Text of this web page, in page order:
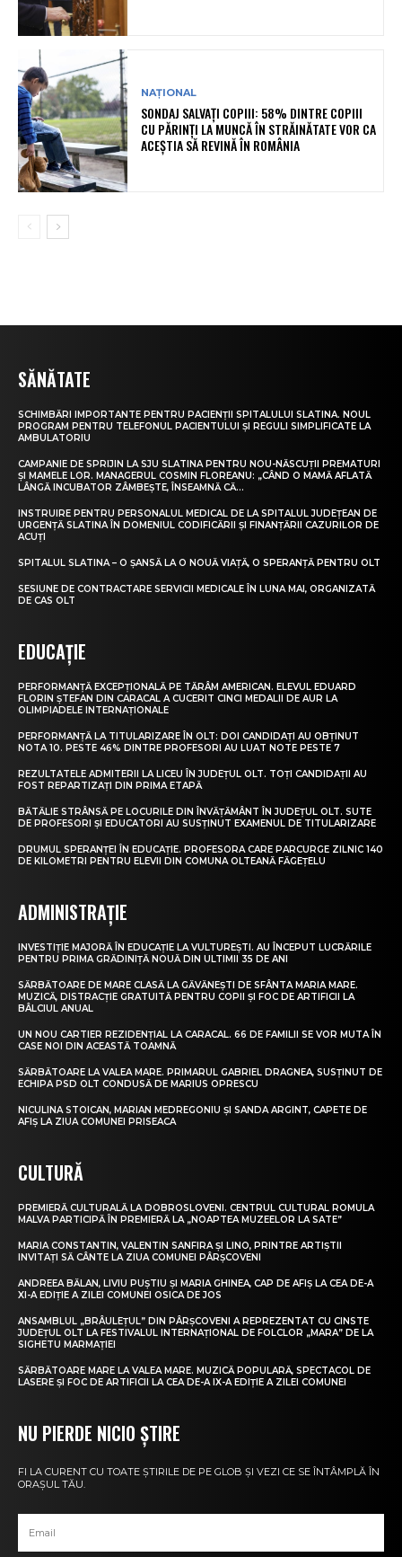
NAȚIONAL
SONDAJ SALVAȚI COPIII: 58% DINTRE COPIII
CU PĂRINȚI LA MUNCĂ ÎN STRĂINĂTATE VOR CA
ACEȘTIA SĂ REVINĂ ÎN ROMÂNIA
SĂNĂTATE
SCHIMBĂRI IMPORTANTE PENTRU PACIENȚII SPITALULUI SLATINA. NOUL
PROGRAM PENTRU TELEFONUL PACIENTULUI ȘI REGULI SIMPLIFICATE LA
AMBULATORIU
CAMPANIE DE SPRIJIN LA SJU SLATINA PENTRU NOU-NĂSCUȚII PREMATURI
ȘI MAMELE LOR. MANAGERUL COSMIN FLOREANU: „CÂND O MAMĂ AFLATĂ
LÂNGĂ INCUBATOR ZÂMBEȘTE, ÎNSEAMNĂ CĂ...
INSTRUIRE PENTRU PERSONALUL MEDICAL DE LA SPITALUL JUDEȚEAN DE
URGENȚĂ SLATINA ÎN DOMENIUL CODIFICĂRII ȘI FINANȚĂRII CAZURILOR DE
ACUȚI
SPITALUL SLATINA – O ȘANSĂ LA O NOUĂ VIAȚĂ, O SPERANȚĂ PENTRU OLT
SESIUNE DE CONTRACTARE SERVICII MEDICALE ÎN LUNA MAI, ORGANIZATĂ
DE CAS OLT
EDUCAȚIE
PERFORMANȚĂ EXCEPȚIONALĂ PE TĂRÂM AMERICAN. ELEVUL EDUARD
FLORIN ȘTEFAN DIN CARACAL A CUCERIT CINCI MEDALII DE AUR LA
OLIMPIADELE INTERNAȚIONALE
PERFORMANȚĂ LA TITULARIZARE ÎN OLT: DOI CANDIDAȚI AU OBȚINUT
NOTA 10. PESTE 46% DINTRE PROFESORI AU LUAT NOTE PESTE 7
REZULTATELE ADMITERII LA LICEU ÎN JUDEȚUL OLT. TOȚI CANDIDAȚII AU
FOST REPARTIZAȚI DIN PRIMA ETAPĂ
BĂTĂLIE STRÂNSĂ PE LOCURILE DIN ÎNVĂȚĂMÂNT ÎN JUDEȚUL OLT. SUTE
DE PROFESORI ȘI EDUCATORI AU SUSȚINUT EXAMENUL DE TITULARIZARE
DRUMUL SPERANȚEI ÎN EDUCAȚIE. PROFESORA CARE PARCURGE ZILNIC 140
DE KILOMETRI PENTRU ELEVII DIN COMUNA OLTEANĂ FĂGEȚELU
ADMINISTRAȚIE
INVESTIȚIE MAJORĂ ÎN EDUCAȚIE LA VULTUREȘTI. AU ÎNCEPUT LUCRĂRILE
PENTRU PRIMA GRĂDINIȚĂ NOUĂ DIN ULTIMII 35 DE ANI
SĂRBĂTOARE DE MARE CLASĂ LA GĂVĂNEȘTI DE SFÂNTA MARIA MARE.
MUZICĂ, DISTRACȚIE GRATUITĂ PENTRU COPII ȘI FOC DE ARTIFICII LA
BÂLCIUL ANUAL
UN NOU CARTIER REZIDENȚIAL LA CARACAL. 66 DE FAMILII SE VOR MUTA ÎN
CASE NOI DIN ACEASTĂ TOAMNĂ
SĂRBĂTOARE LA VALEA MARE. PRIMARUL GABRIEL DRAGNEA, SUSȚINUT DE
ECHIPA PSD OLT CONDUSĂ DE MARIUS OPRESCU
NICULINA STOICAN, MARIAN MEDREGONIU ȘI SANDA ARGINT, CAPETE DE
AFIȘ LA ZIUA COMUNEI PRISEACA
CULTURĂ
PREMIERĂ CULTURALĂ LA DOBROSLOVENI. CENTRUL CULTURAL ROMULA
MALVA PARTICIPĂ ÎN PREMIERĂ LA „NOAPTEA MUZEELOR LA SATE”
MARIA CONSTANTIN, VALENTIN SANFIRA ȘI LINO, PRINTRE ARTIȘTII
INVITAȚI SĂ CÂNTE LA ZIUA COMUNEI PÂRȘCOVENI
ANDREEA BĂLAN, LIVIU PUȘTIU ȘI MARIA GHINEA, CAP DE AFIȘ LA CEA DE-A
XI-A EDIȚIE A ZILEI COMUNEI OSICA DE JOS
ANSAMBLUL „BRÂULEȚUL” DIN PÂRȘCOVENI A REPREZENTAT CU CINSTE
JUDEȚUL OLT LA FESTIVALUL INTERNAȚIONAL DE FOLCLOR „MARA” DE LA
SIGHETU MARMAȚIEI
SĂRBĂTOARE MARE LA VALEA MARE. MUZICĂ POPULARĂ, SPECTACOL DE
LASERE ȘI FOC DE ARTIFICII LA CEA DE-A IX-A EDIȚIE A ZILEI COMUNEI
NU PIERDE NICIO ȘTIRE
FI LA CURENT CU TOATE ȘTIRILE DE PE GLOB ȘI VEZI CE SE ÎNTÂMPLĂ ÎN
ORAȘUL TĂU.